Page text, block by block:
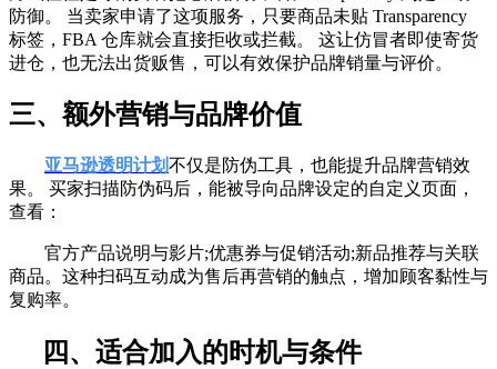
防御。 当卖家申请了这项服务，只要商品未贴 Transparency
标签，FBA 仓库就会直接拒收或拦截。 这让仿冒者即使寄货
进仓，也无法出货贩售，可以有效保护品牌销量与评价。
三、额外营销与品牌价值
亚马逊透明计划不仅是防伪工具，也能提升品牌营销效
果。 买家扫描防伪码后，能被导向品牌设定的自定义页面，
查看：
官方产品说明与影片;优惠券与促销活动;新品推荐与关联
商品。这种扫码互动成为售后再营销的触点，增加顾客黏性与
复购率。
四、适合加入的时机与条件